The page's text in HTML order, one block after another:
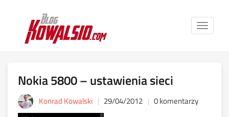
Toggle
Nokia 5800 – ustawienia sieci
Konrad Kowalski 29/04/2012 0 komentarzy